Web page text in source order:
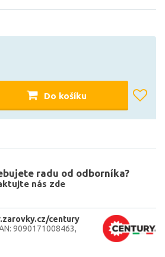
Do košíku
radu od odborníka?
nás zde
century
9090171008463